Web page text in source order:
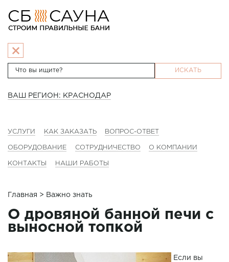
ИСКАТЬ
ВАШ РЕГИОН: КРАСНОДАР
УСЛУГИ КАК ЗАКАЗАТЬ ВОПРОС-ОТВЕТ
ОБОРУДОВАНИЕ СОТРУДНИЧЕСТВО О КОМПАНИИ
КОНТАКТЫ НАШИ РАБОТЫ
Главная > Важно знать
О дровяной банной печи с
выносной топкой
Если вы